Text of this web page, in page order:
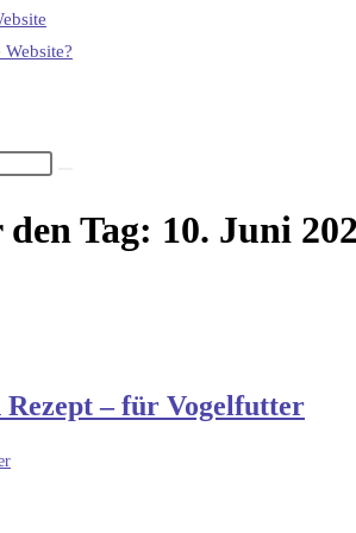
Tag: 10. Juni
– für Vogelfutter